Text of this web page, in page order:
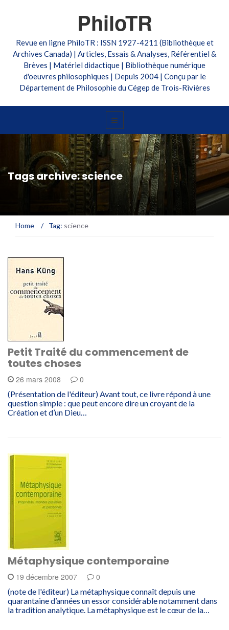
PhiloTR
Revue en ligne PhiloTR : ISSN 1927-4211 (Bibliothèque et
Archives Canada) | Articles, Essais & Analyses, Référentiel &
Brèves | Matériel didactique | Bibliothèque numérique
d'oeuvres philosophiques | Depuis 2004 | Conçu par le
Département de Philosophie du Cégep de Trois-Rivières
Tags archive: science
Home / Tag: science
Petit Traité du commencement de
toutes choses
26 mars 2008 0
(Présentation de l'éditeur) Avant tout, ce livre répond à une
question simple : que peut encore dire un croyant de la
Création et d’un Dieu…
Métaphysique contemporaine
19 décembre 2007 0
(note de l'éditeur) La métaphysique connaît depuis une
quarantaine d’années un essor considérable notamment dans
la tradition analytique. La métaphysique est le cœur de la…